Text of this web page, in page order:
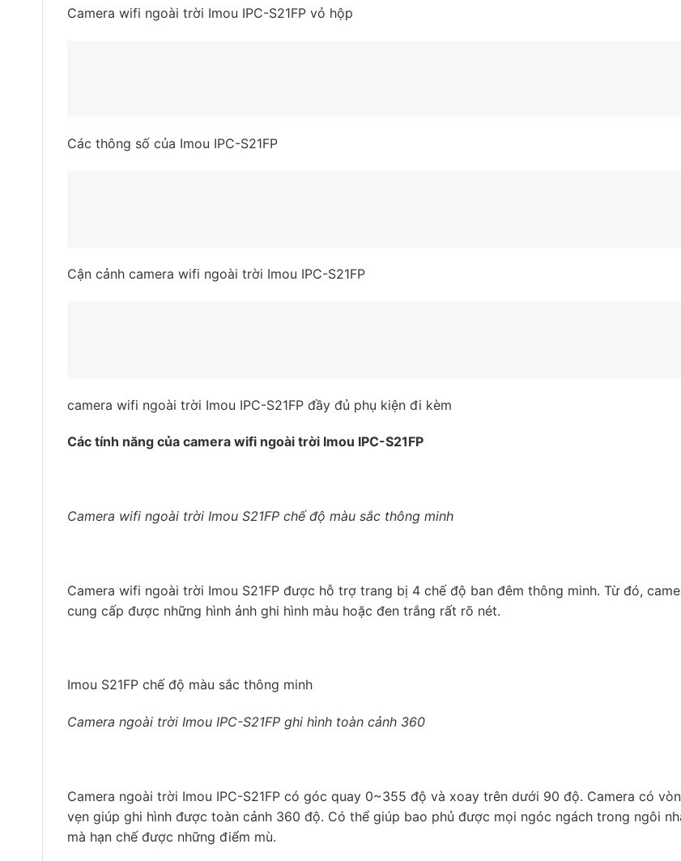
Camera wifi ngoài trời Imou IPC-S21FP vỏ hộp
Các thông số của Imou IPC-S21FP
Cận cảnh camera wifi ngoài trời Imou IPC-S21FP
camera wifi ngoài trời Imou IPC-S21FP đầy đủ phụ kiện đi kèm
Các tính năng của camera wifi ngoài trời Imou IPC-S21FP
Camera wifi ngoài trời Imou S21FP chế độ màu sắc thông minh
Camera wifi ngoài trời Imou S21FP được hỗ trợ trang bị 4 chế độ ban đêm thông minh. Từ đó,
cung cấp được những hình ảnh ghi hình màu hoặc đen trắng rất rõ nét.
Imou S21FP chế độ màu sắc thông minh
Camera ngoài trời Imou IPC-S21FP ghi hình toàn cảnh 360
Camera ngoài trời Imou IPC-S21FP có góc quay 0~355 độ và xoay trên dưới 90 độ. Camera có
vẹn giúp ghi hình được toàn cảnh 360 độ. Có thể giúp bao phủ được mọi ngóc ngách trong ngôi
mà hạn chế được những điểm mù.